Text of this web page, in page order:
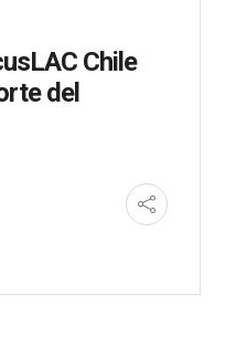
Chile
del